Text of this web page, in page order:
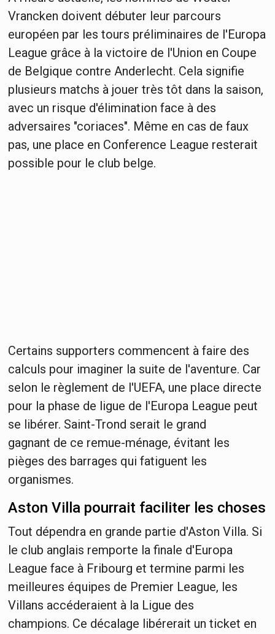
Vrancken doivent débuter leur parcours
européen par les tours préliminaires de l'Europa
League grâce à la victoire de l'Union en Coupe
de Belgique contre Anderlecht. Cela signifie
plusieurs matchs à jouer très tôt dans la saison,
avec un risque d'élimination face à des
adversaires "coriaces". Même en cas de faux
pas, une place en Conference League resterait
possible pour le club belge.
Certains supporters commencent à faire des
calculs pour imaginer la suite de l'aventure. Car
selon le règlement de l'UEFA, une place directe
pour la phase de ligue de l'Europa League peut
se libérer. Saint-Trond serait le grand
gagnant de ce remue-ménage, évitant les
pièges des barrages qui fatiguent les
organismes.
Aston Villa pourrait faciliter les choses
Tout dépendra en grande partie d'Aston Villa. Si
le club anglais remporte la finale d'Europa
League face à Fribourg et termine parmi les
meilleures équipes de Premier League, les
Villans accéderaient à la Ligue des
champions. Ce décalage libérerait un ticket en